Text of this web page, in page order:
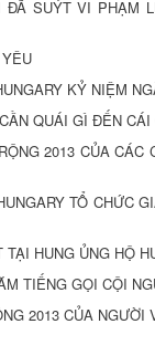
SUÝT VI PHẠM
KỶ NIỆM
QUÁI GÌ ĐẾN CÁI
2013 CỦA CÁC
TỔ CHỨC
HUNG ỦNG HỘ
TIẾNG GỌI CỘI
2013 CỦA NGƯỜI